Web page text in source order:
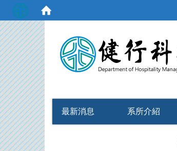
最新消息 系所介紹